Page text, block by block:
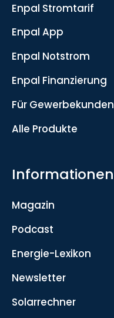
Enpal Stromtarif
Enpal App
Enpal Notstrom
Enpal Finanzierung
Für Gewerbekunden
Alle Produkte
Informationen
Magazin
Podcast
Energie-Lexikon
Newsletter
Solarrechner